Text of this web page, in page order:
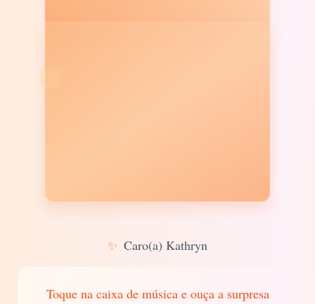
✨ Caro(a) Kathryn
Toque na caixa de música e ouça a surpresa